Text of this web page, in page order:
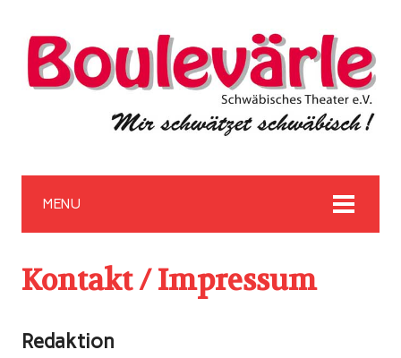
MENU
Kontakt / Impressum
Redaktion